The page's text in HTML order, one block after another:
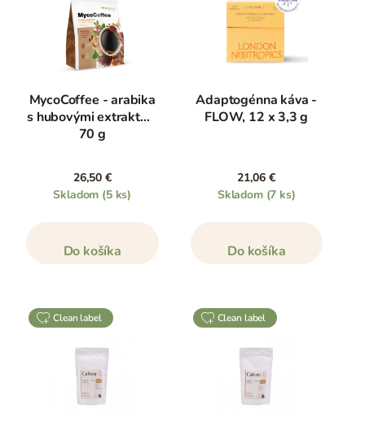
MycoCoffee - arabika
s hubovými extraktmi,
70 g
26,50 €
Skladom (5 ks)
Do košíka
Adaptogénna káva -
FLOW, 12 x 3,3 g
21,06 €
Skladom (7 ks)
Do košíka
clean label clean label